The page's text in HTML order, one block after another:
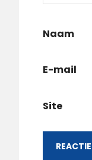
Naam
E-mail
Site